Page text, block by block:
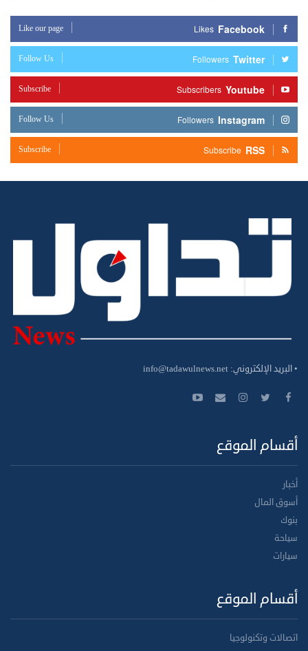
Facebook
Likes
Like our page
Twitter
Followers
Follow Us
Youtube
Subscribers
Subscribe
Instagram
Followers
Follow Us
RSS
Subscribe
Subscribe
• البريد الإلكتروني: info@tadawulnews.net
أقسام الموقع
أخبار
أسوق المال
بنوك
سياحة
سيارات
أقسام الموقع
اتصالات وتكنولوجيا